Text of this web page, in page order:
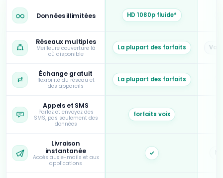
Données illimitées HD 1080p fluide*
Réseaux multiples
Meilleure couverture là
où disponible
La plupart des forfaits
Échange gratuit
flexibilité du réseau et
des appareils
La plupart des forfaits
Appels et SMS
Parlez et envoyez des
SMS, pas seulement des
données
forfaits voix
Livraison
instantanée
Accès aux e-mails et aux
applications
Oui